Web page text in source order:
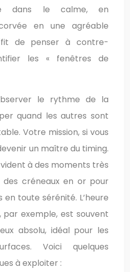
dans le calme, en
en une agréable
de penser à contre-
les « fenêtres de
le rythme de la
quand les autres sont
Votre mission, si vous
un maître du timing.
à des moments très
des créneaux en or pour
toute sérénité. L’heure
par exemple, est souvent
absolu, idéal pour les
Voici quelques
à exploiter :